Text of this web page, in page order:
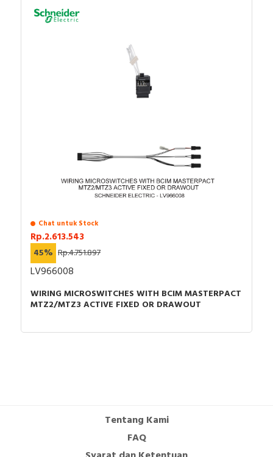
besar bisa menghubungi tim sales atau marketing
Chat untuk Stock
Rp.2.613.543
45% Rp.4.751.897
LV966008
WIRING MICROSWITCHES WITH BCIM MASTERPACT
MTZ2/MTZ3 ACTIVE FIXED OR DRAWOUT
Tentang Kami
FAQ